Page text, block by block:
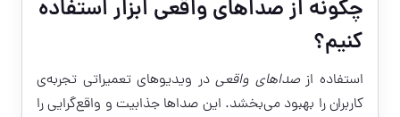
چگونه از صداهای واقعی ابزار استفاده
کنیم؟
استفاده ازصداهای واقعیدر ویدیوهای تعمیراتی تجربه‌ی
کاربران را بهبود می‌بخشد. این صداها جذابیت و واقع‌گرایی را